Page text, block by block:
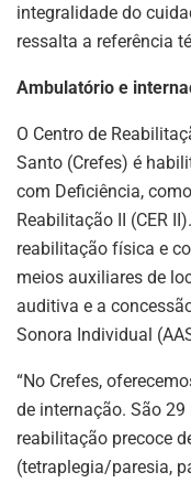
integralidade do
ressalta a referência
Ambulatório e
O Centro de
Santo (Crefes) é
com Deficiência,
Reabilitação II (CER
reabilitação física e
meios auxiliares de
auditiva e a
Sonora Individual
“No Crefes,
de internação. São
reabilitação precoce
(tetraplegia/paresia,